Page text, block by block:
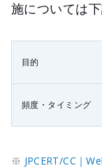
施については
目的
頻度・タイミング
※ JPCERT/CC｜